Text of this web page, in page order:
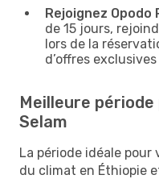
Rejoignez Opodo
de 15 jours,
lors de la
d’offres
Meilleure
Selam
La période idéale pour
du climat en Éthiopie